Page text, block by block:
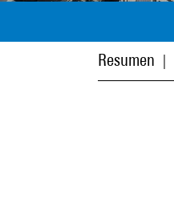
Resumen